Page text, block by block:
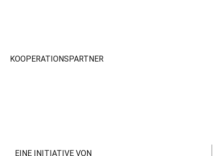
KOOPERATIONSPARTNER
EINE INITIATIVE VON